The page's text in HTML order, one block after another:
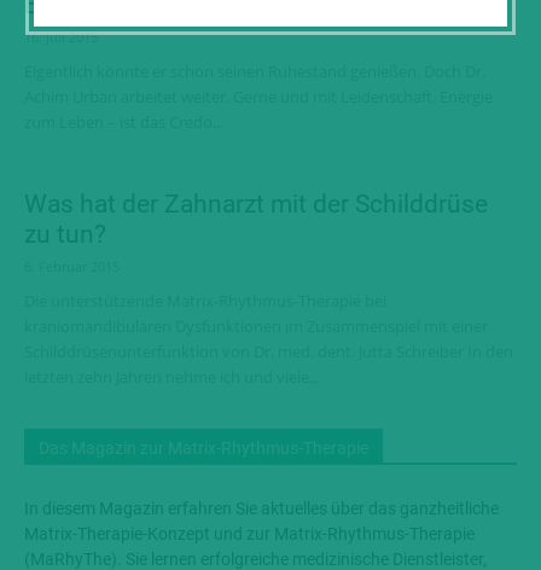
16. Juli 2015
Das Magazin zur Matrix-Rhythmus-Therapie
In diesem Magazin erfahren Sie aktuelles über das ganzheitliche
Matrix-Therapie-Konzept und zur Matrix-Rhythmus-Therapie
(MaRhyThe). Sie lernen erfolgreiche medizinische Dienstleister,